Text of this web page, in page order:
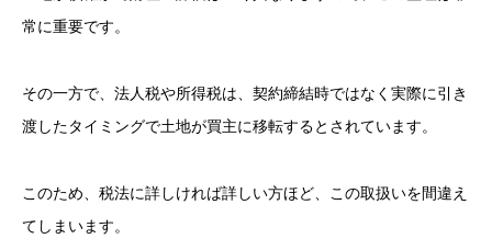
常に重要です。
その一方で、法人税や所得税は、契約締結時ではなく実際に引き
渡したタイミングで土地が買主に移転するとされています。
このため、税法に詳しければ詳しい方ほど、この取扱いを間違え
てしまいます。